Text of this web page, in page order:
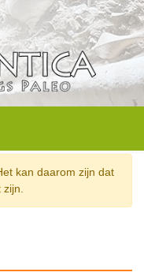
kan daarom zijn dat
zijn.